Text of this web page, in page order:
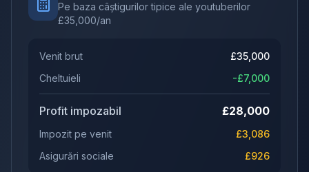
Pe baza câștigurilor tipice ale youtuberilor
£35,000/an
Venit brut £35,000
Cheltuieli
-£7,000
Profit impozabil £28,000
Impozit pe venit £3,086
Asigurări sociale
£926